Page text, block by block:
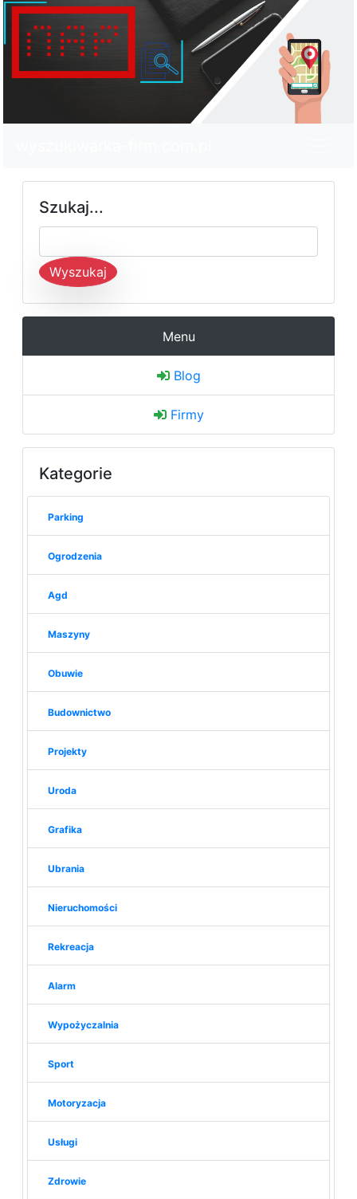
Szukaj...
Wyszukaj
Menu
Blog
Firmy
Kategorie
Parking
Ogrodzenia
Agd
Maszyny
Obuwie
Budownictwo
Projekty
Uroda
Grafika
Ubrania
Nieruchomości
Rekreacja
Alarm
Wypożyczalnia
Sport
Motoryzacja
Usługi
Zdrowie